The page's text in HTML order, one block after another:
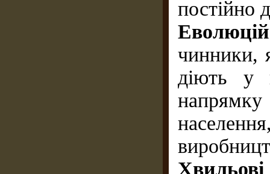
постійно
чинники,
діють у
Хвильові